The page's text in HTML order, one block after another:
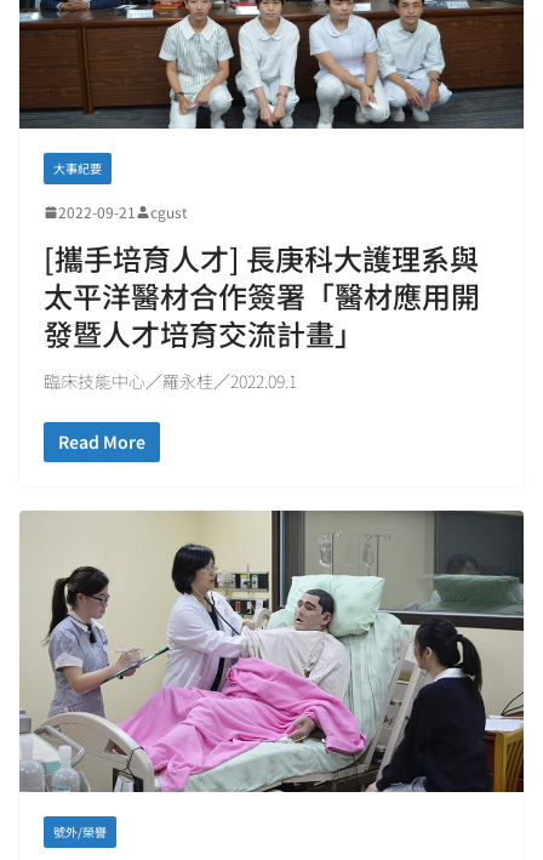
大事紀要
2022-09-21 cgust
[攜手培育人才] 長庚科大護理系與
太平洋醫材合作簽署「醫材應用開
發暨人才培育交流計畫」
臨床技能中心／羅永桂／2022.09.1
Read More
號外/榮譽